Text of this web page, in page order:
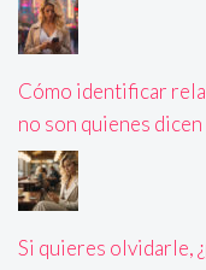
Cómo identificar
no son quienes
Si quieres olvidarle,